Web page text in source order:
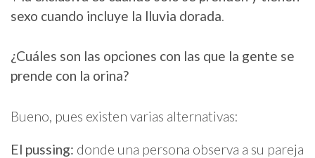
sexo cuando incluye la lluvia dorada.
¿Cuáles son las opciones con las que la gente se
prende con la orina?
Bueno, pues existen varias alternativas:
El pussing: donde una persona observa a su pareja